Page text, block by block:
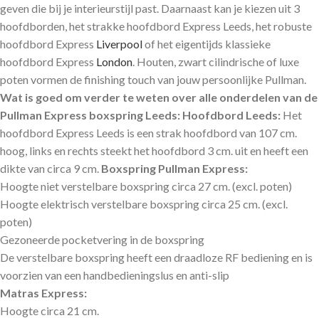
geven die bij je interieurstijl past. Daarnaast kan je kiezen uit 3
hoofdborden, het strakke hoofdbord Express Leeds, het robuste
hoofdbord Express Liverpoolof het eigentijds klassieke
hoofdbord Express London . Houten, zwart cilindrische of luxe
poten vormen de finishing touch van jouw persoonlijke Pullman.
Wat is goed om verder te weten over alle onderdelen van de
Pullman Express boxspring Leeds: Hoofdbord Leeds: Het
hoofdbord Express Leeds is een strak hoofdbord van 107 cm.
hoog, links en rechts steekt het hoofdbord 3 cm. uit en heeft een
dikte van circa 9 cm. Boxspring Pullman Express:
Hoogte niet verstelbare boxspring circa 27 cm. (excl. poten)
Hoogte elektrisch verstelbare boxspring circa 25 cm. (excl.
poten)
Gezoneerde pocketvering in de boxspring
De verstelbare boxspring heeft een draadloze RF bediening en is
voorzien van een handbedieningslus en anti-slip
Matras Express:
Hoogte circa 21 cm.